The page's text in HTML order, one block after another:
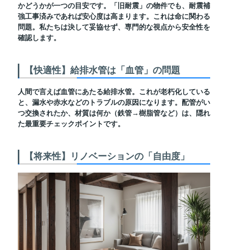
かどうかが一つの目安です。「旧耐震」の物件でも、耐震補
強工事済みであれば安心度は高まります。これは命に関わる
問題。私たちは決して妥協せず、専門的な視点から安全性を
確認します。
【快適性】給排水管は「血管」の問題
人間で言えば血管にあたる給排水管。これが老朽化している
と、漏水や赤水などのトラブルの原因になります。配管がい
つ交換されたか、材質は何か（鉄管→樹脂管など）は、隠れ
た最重要チェックポイントです。
【将来性】リノベーションの「自由度」